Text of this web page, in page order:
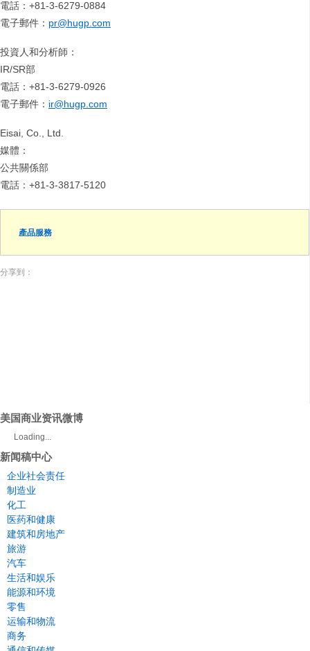
電話：+81-3-6279-0884
電子郵件： pr@hugp.com
投資人和分析師：
IR/SR部
電話：+81-3-6279-0926
電子郵件： ir@hugp.com
Eisai, Co., Ltd.
媒體：
公共關係部
電話：+81-3-3817-5120
產品服務
分享到：
美国商业资讯微博
Loading...
新闻稿中心
企业社会责任
制造业
化工
医药和健康
建筑和房地产
旅游
汽车
生活和娱乐
能源和环境
零售
运输和物流
商务